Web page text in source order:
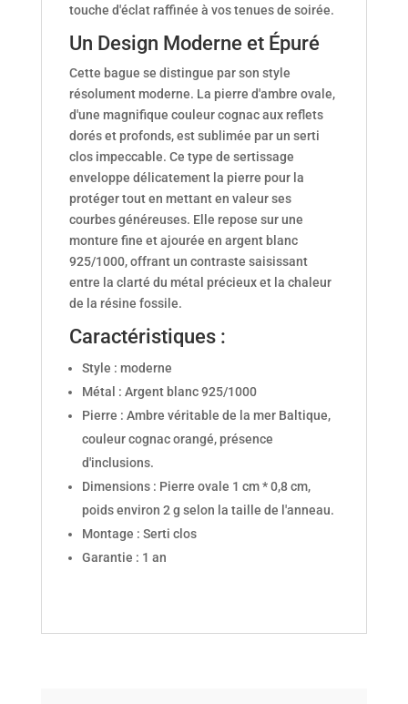
touche d'éclat raffinée à vos tenues de soirée.
Un Design Moderne et Épuré
Cette bague se distingue par son style
résolument moderne. La pierre d'ambre ovale,
d'une magnifique couleur cognac aux reflets
dorés et profonds, est sublimée par un serti
clos impeccable. Ce type de sertissage
enveloppe délicatement la pierre pour la
protéger tout en mettant en valeur ses
courbes généreuses. Elle repose sur une
monture fine et ajourée en argent blanc
925/1000, offrant un contraste saisissant
entre la clarté du métal précieux et la chaleur
de la résine fossile.
Caractéristiques :
Style : moderne
Métal : Argent blanc 925/1000
Pierre : Ambre véritable de la mer Baltique,
couleur cognac orangé, présence
d'inclusions.
Dimensions : Pierre ovale 1 cm * 0,8 cm,
poids environ 2 g selon la taille de l'anneau.
Montage : Serti clos
Garantie : 1 an